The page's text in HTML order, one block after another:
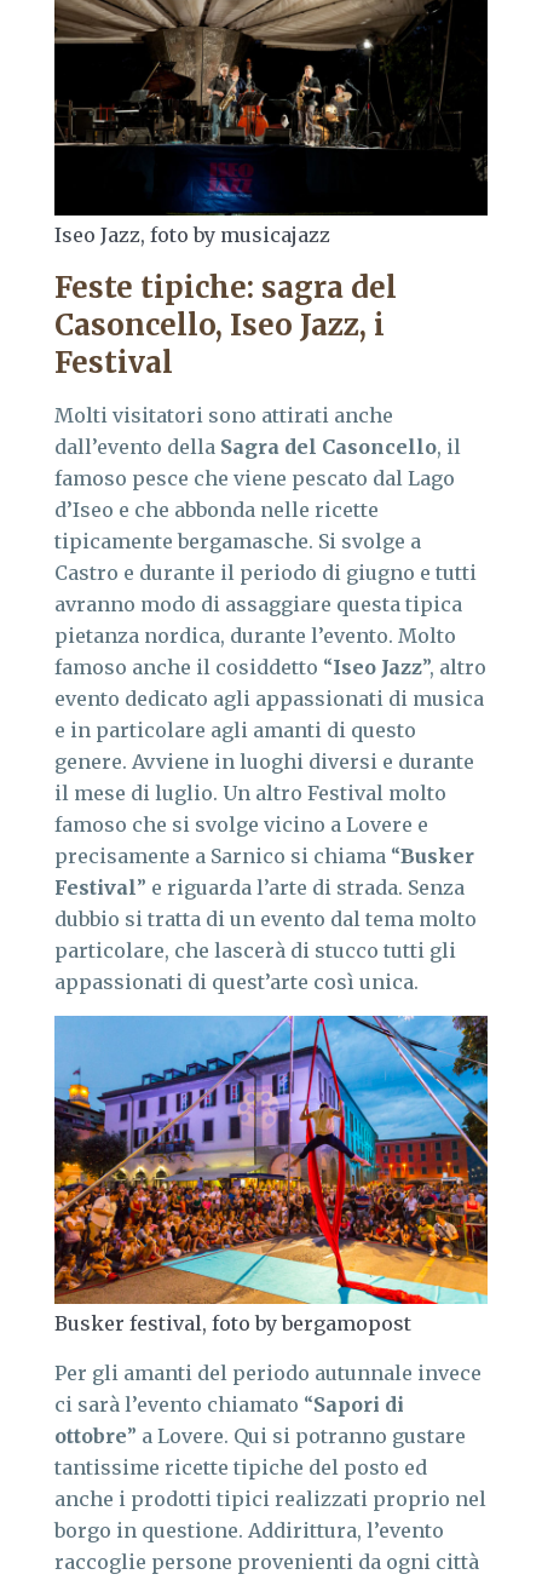
Iseo Jazz, foto by musicajazz
Feste tipiche: sagra del
Casoncello, Iseo Jazz, i
Festival
Molti visitatori sono attirati anche
dall’evento della Sagra del Casoncello, il
famoso pesce che viene pescato dal Lago
d’Iseo e che abbonda nelle ricette
tipicamente bergamasche. Si svolge a
Castro e durante il periodo di giugno e tutti
avranno modo di assaggiare questa tipica
pietanza nordica, durante l’evento. Molto
famoso anche il cosiddetto “Iseo Jazz”, altro
evento dedicato agli appassionati di musica
e in particolare agli amanti di questo
genere. Avviene in luoghi diversi e durante
il mese di luglio. Un altro Festival molto
famoso che si svolge vicino a Lovere e
precisamente a Sarnico si chiama “Busker
Festival” e riguarda l’arte di strada. Senza
dubbio si tratta di un evento dal tema molto
particolare, che lascerà di stucco tutti gli
appassionati di quest’arte così unica.
Busker festival, foto by bergamopost
Per gli amanti del periodo autunnale invece
ci sarà l’evento chiamato “Sapori di
ottobre” a Lovere. Qui si potranno gustare
tantissime ricette tipiche del posto ed
anche i prodotti tipici realizzati proprio nel
borgo in questione. Addirittura, l’evento
raccoglie persone provenienti da ogni città